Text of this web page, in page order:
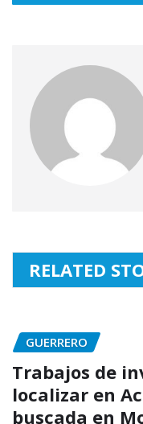
RELATED
GUERRERO
Trabajos de
localizar en
buscada en